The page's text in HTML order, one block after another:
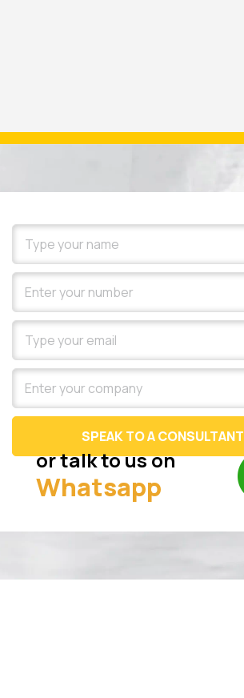
SPEAK TO A CONSULTANT
or talk to us on
Whatsapp